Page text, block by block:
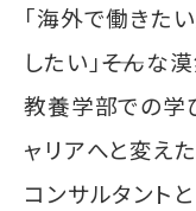
「海外で働きた
したい」――そん
教養学部での学
ャリアへと変え
コンサルタント